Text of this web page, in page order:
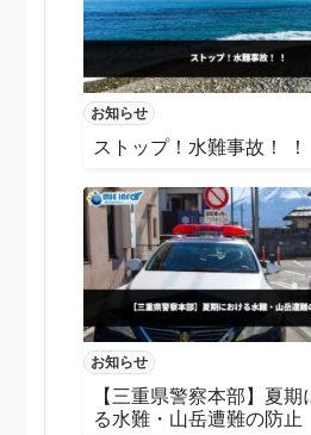
お知らせ
ストップ！水難事故！ ！
お知らせ
【三重県警察本部】夏期
る水難・山岳遭難の防止